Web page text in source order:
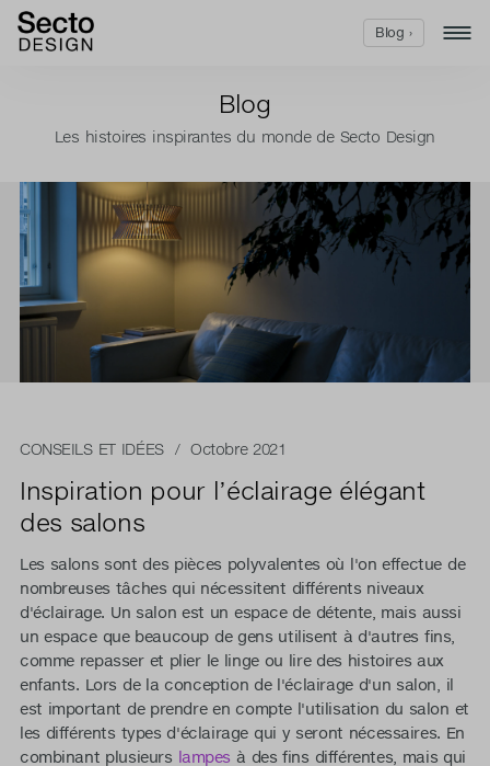
Blog
Les histoires inspirantes du monde de Secto Design
CONSEILS ET IDÉES/ Octobre 2021
Inspiration pour l’éclairage élégant
des salons
Les salons sont des pièces polyvalentes où l'on effectue de
nombreuses tâches qui nécessitent différents niveaux
d'éclairage. Un salon est un espace de détente, mais aussi
un espace que beaucoup de gens utilisent à d'autres fins,
comme repasser et plier le linge ou lire des histoires aux
enfants. Lors de la conception de l'éclairage d'un salon, il
est important de prendre en compte l'utilisation du salon et
les différents types d'éclairage qui y seront nécessaires. En
combinant plusieurs lampes à des fins différentes, mais qui
Blog ›